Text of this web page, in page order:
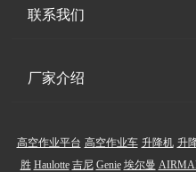
联系我们
厂家介绍
高空作业平台 高空作业车 升降机 升
胜 Haulotte 吉尼 Genie 埃尔曼